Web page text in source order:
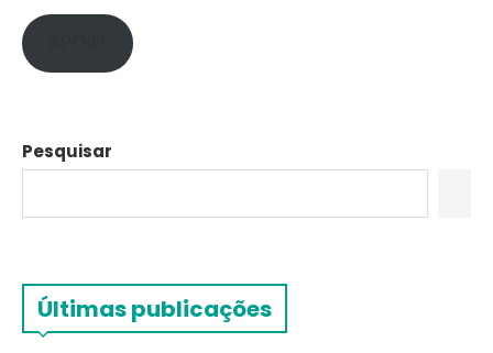
Pesquisar
Últimas publicações